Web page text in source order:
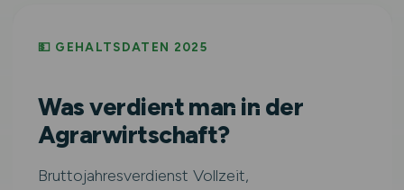
💵 GEHALTSDATEN 2025
Was verdient man in der
Agrarwirtschaft?
Bruttojahresverdienst Vollzeit,